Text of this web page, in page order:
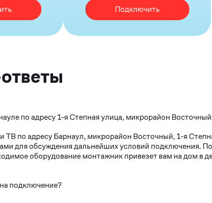
Подключить
по адресу 1-я Степная улица, микрорайон
ТВ по адресу Барнаул, микрорайон Восточный, 1-я
для обсуждения дальнейших условий подключения.
оборудование монтажник привезет вам на дом в
подключение?